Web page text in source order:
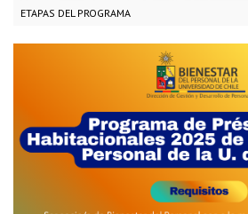
ETAPAS DEL PROGRAMA